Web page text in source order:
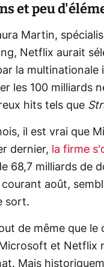
et peu
Martin,
Netflix aurait
la
les 100 milliards
hits tels que
il est vrai que
dernier,
la firme
68,7 milliards de
courant août,
sort.
de même que
et Netflix
Mais